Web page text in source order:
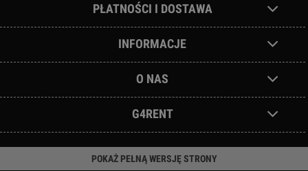
PŁATNOŚCI I DOSTAWA
INFORMACJE
O NAS
G4RENT
POKAŻ PEŁNĄ WERSJĘ STRONY